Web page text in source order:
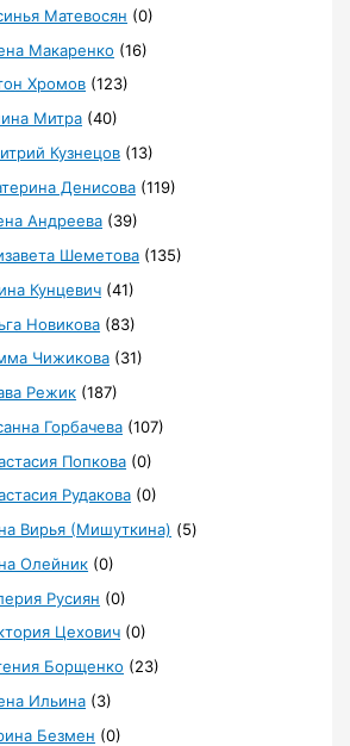
Матевосян (0)
Макаренко (16)
Хромов (123)
Митра (40)
Кузнецов (13)
Денисова (119)
Андреева (39)
Шеметова (135)
Кунцевич (41)
Новикова (83)
Чижикова (31)
Режик (187)
Горбачева (107)
Попкова (0)
Рудакова (0)
Вирья (Мишуткина) (5)
Олейник (0)
Русиян (0)
Цехович (0)
Борщенко (23)
Ильина (3)
Безмен (0)